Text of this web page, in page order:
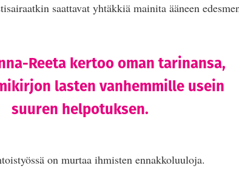
saattavat yhtäkkiä mainita ääneen
Reeta kertoo oman tarinansa,
lasten vanhemmille usein
suuren helpotuksen.
on murtaa ihmisten ennakkoluuloja.